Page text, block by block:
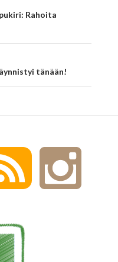
Rahoita
tänään!